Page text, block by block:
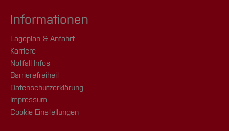
Informationen
Lageplan & Anfahrt
Karriere
Notfall-Infos
Barrierefreiheit
Datenschutzerklärung
Impressum
Cookie-Einstellungen